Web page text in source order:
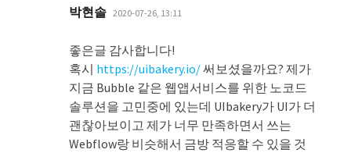
박현솔 댓
글:
2020-07-26, 13:11
좋은글 감사합니다!
혹시 https://uibakery.io/써보셨을까요? 제가
지금 Bubble 같은 웹앱서비스를 위한 노코드
솔루션을 고민중에 있는데 UIbakery가 UI가 더
괜찮아보이고 제가 너무 만족하면서 쓰는
Webflow랑 비슷해서 금방 적응할 수 있을 것